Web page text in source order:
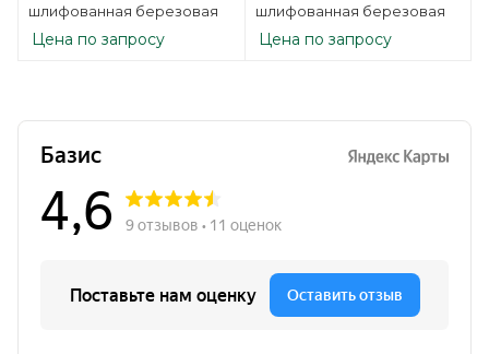
шлифованная березовая
Цена по запросу
шлифованная березовая
Цена по запросу